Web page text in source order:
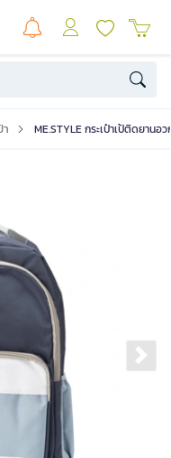
า ME.STYLE กระเป๋าเป้ติดยาน